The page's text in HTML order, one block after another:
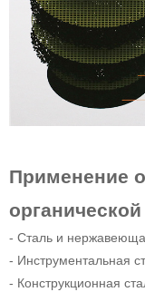
Применение
органической
- Сталь и
- Инструментальная
- Конструкционная